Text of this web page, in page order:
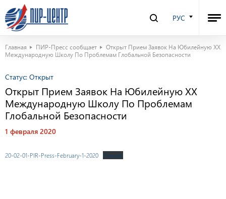
РУС
Главная ПИР-Пресс сообщает
Открыт Прием Заявок На Юбилейную XX
Международную Школу По Проблемам Глобальной Безопасности
Статус: Открыт
Открыт Прием Заявок На Юбилейную XX
Международную Школу По Проблемам
Глобальной Безопасности
1 февраля 2020
20-02-01-PIR-Press-February-1-2020 Скачать